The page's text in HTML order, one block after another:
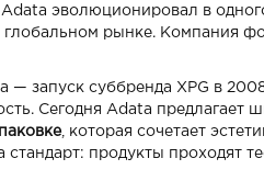
эволюционировал в
рынке. Компания
запуск суббренда XPG в
Сегодня Adata
, которая сочетает
продукты проходят